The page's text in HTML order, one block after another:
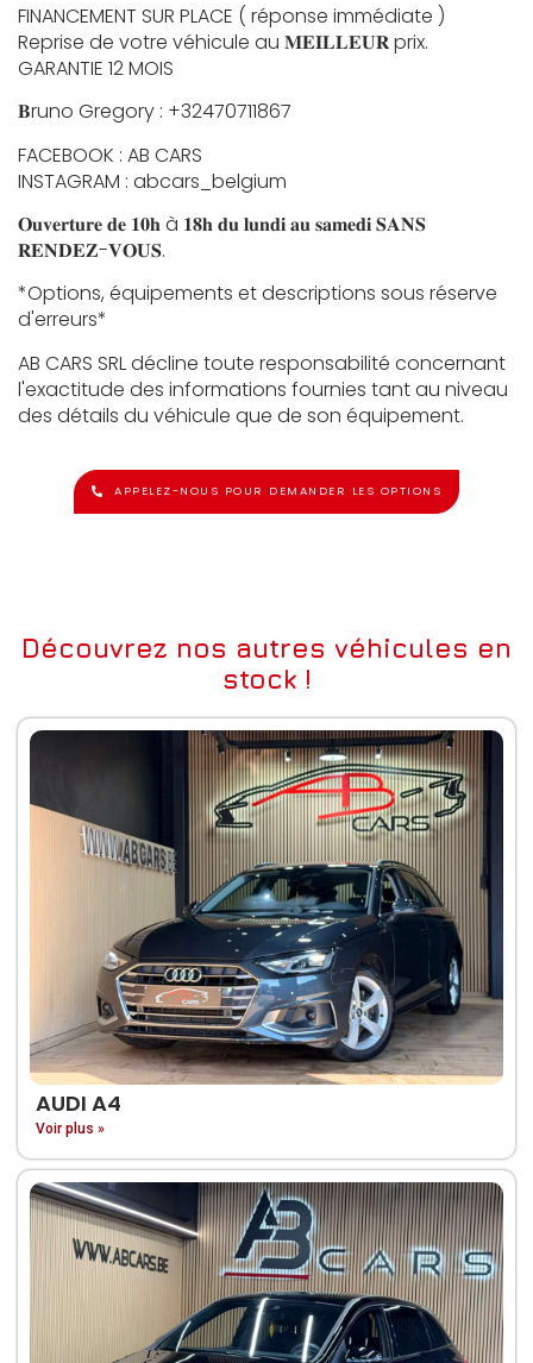
FINANCEMENT SUR PLACE ( réponse immédiate )
Reprise de votre véhicule au 𝐌𝐄𝐈𝐋𝐋𝐄𝐔𝐑 prix.
GARANTIE 12 MOIS
𝐁runo Gregory : +32470711867
FACEBOOK : AB CARS
INSTAGRAM : abcars_belgium
𝐎𝐮𝐯𝐞𝐫𝐭𝐮𝐫𝐞 𝐝𝐞 𝟏𝟎𝐡 à 𝟏𝟖𝐡 𝐝𝐮 𝐥𝐮𝐧𝐝𝐢 𝐚𝐮 𝐬𝐚𝐦𝐞𝐝𝐢 𝐒𝐀𝐍𝐒
𝐑𝐄𝐍𝐃𝐄𝐙-𝐕𝐎𝐔𝐒.
*Options, équipements et descriptions sous réserve
d'erreurs*
AB CARS SRL décline toute responsabilité concernant
l'exactitude des informations fournies tant au niveau
des détails du véhicule que de son équipement.
APPELEZ-NOUS POUR DEMANDER LES OPTIONS
Découvrez nos autres véhicules en
stock !
AUDI A4
Voir plus »